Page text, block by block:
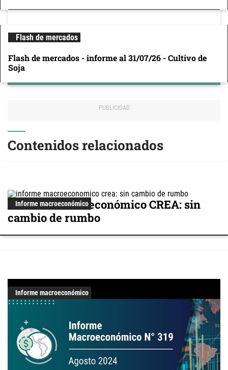
Flash de mercados
Flash de mercados - informe al 31/07/26 - Cultivo de
Soja
Contenidos relacionados
Informe macroeconómico
Informe Macroeconómico CREA: sin
cambio de rumbo
Informe macroeconómico